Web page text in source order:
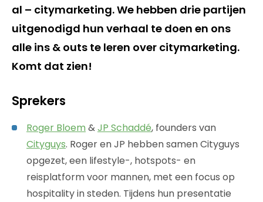
al – citymarketing. We hebben drie partijen
uitgenodigd hun verhaal te doen en ons
alle ins & outs te leren over citymarketing.
Komt dat zien!
Sprekers
Roger Bloem &JP Schaddé, founders van
Cityguys. Roger en JP hebben samen Cityguys
opgezet, een lifestyle-, hotspots- en
reisplatform voor mannen, met een focus op
hospitality in steden. Tijdens hun presentatie